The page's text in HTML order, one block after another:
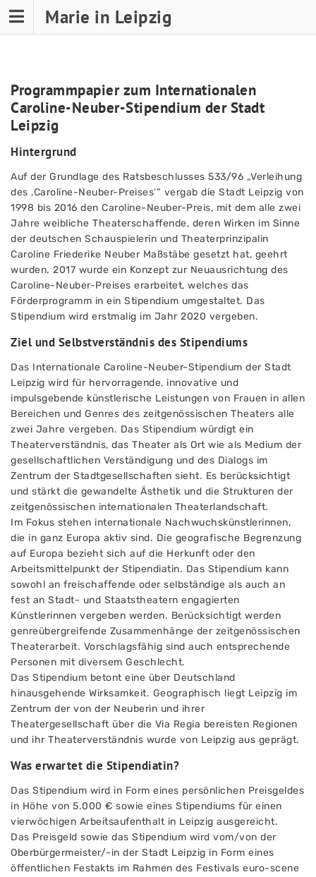
Skip
content
Marie in Leipzig
Programmpapier
Programmpapier zum Internationalen
Caroline-Neuber-Stipendium der Stadt
Leipzig
Hintergrund
Auf der Grundlage des Ratsbeschlusses 533/96 „Verleihung
des ‚Caroline-Neuber-Preises‘“ vergab die Stadt Leipzig von
1998 bis 2016 den Caroline-Neuber-Preis, mit dem alle zwei
Jahre weibliche Theaterschaffende, deren Wirken im Sinne
der deutschen Schauspielerin und Theaterprinzipalin
Caroline Friederike Neuber Maßstäbe gesetzt hat, geehrt
wurden. 2017 wurde ein Konzept zur Neuausrichtung des
Caroline-Neuber-Preises erarbeitet, welches das
Förderprogramm in ein Stipendium umgestaltet. Das
Stipendium wird erstmalig im Jahr 2020 vergeben.
Ziel und Selbstverständnis des Stipendiums
Das Internationale Caroline-Neuber-Stipendium der Stadt
Leipzig wird für hervorragende, innovative und
impulsgebende künstlerische Leistungen von Frauen in allen
Bereichen und Genres des zeitgenössischen Theaters alle
zwei Jahre vergeben. Das Stipendium würdigt ein
Theaterverständnis, das Theater als Ort wie als Medium der
gesellschaftlichen Verständigung und des Dialogs im
Zentrum der Stadtgesellschaften sieht. Es berücksichtigt
und stärkt die gewandelte Ästhetik und die Strukturen der
zeitgenössischen internationalen Theaterlandschaft.
Im Fokus stehen internationale Nachwuchskünstlerinnen,
die in ganz Europa aktiv sind. Die geografische Begrenzung
auf Europa bezieht sich auf die Herkunft oder den
Arbeitsmittelpunkt der Stipendiatin. Das Stipendium kann
sowohl an freischaffende oder selbständige als auch an
fest an Stadt- und Staatstheatern engagierten
Künstlerinnen vergeben werden. Berücksichtigt werden
genreübergreifende Zusammenhänge der zeitgenössischen
Theaterarbeit. Vorschlagsfähig sind auch entsprechende
Personen mit diversem Geschlecht.
Das Stipendium betont eine über Deutschland
hinausgehende Wirksamkeit. Geographisch liegt Leipzig im
Zentrum der von der Neuberin und ihrer
Theatergesellschaft über die Via Regia bereisten Regionen
und ihr Theaterverständnis wurde von Leipzig aus geprägt.
Was erwartet die Stipendiatin?
Das Stipendium wird in Form eines persönlichen Preisgeldes
in Höhe von 5.000 € sowie eines Stipendiums für einen
vierwöchigen Arbeitsaufenthalt in Leipzig ausgereicht.
Das Preisgeld sowie das Stipendium wird vom/von der
Oberbürgermeister/-in der Stadt Leipzig in Form eines
öffentlichen Festakts im Rahmen des Festivals euro-scene